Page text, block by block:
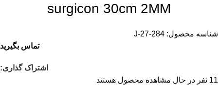
surgicon 30cm 2MM
شناسه محصول: J-27-284
تماس بگیرید
اشتراک گذاری:
11 نفر در حال مشاهده محصول هستند